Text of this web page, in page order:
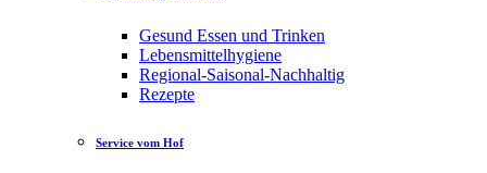
Gesund Essen und Trinken
Lebensmittelhygiene
Regional-Saisonal-Nachhaltig
Rezepte
Service vom Hof